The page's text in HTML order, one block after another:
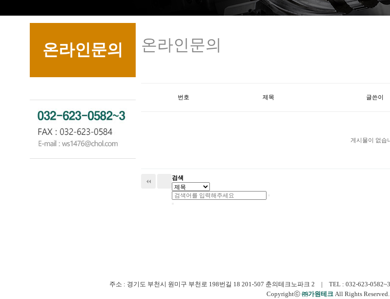
온라인문의 온라인문의
번호 제목 글쓴이
게시물이 없습
검색
주소 : 경기도 부천시 원미구 부천로 198번길 18 201-507 춘의테크노파크 2 | TEL : 032-623-
Copyrightⓒ ㈜가원테크 All Rights Reserved.